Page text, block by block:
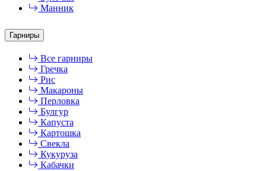
Манник
Гарниры
Все гарниры
Гречка
Рис
Макароны
Перловка
Булгур
Капуста
Картошка
Свекла
Кукуруза
Кабачки